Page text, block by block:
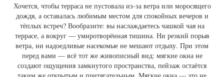
Хочется, чтобы терраса не пустовала из‑за ветра или моросящего
дождя, а оставалась любимым местом для спокойных вечеров и
тёплых встреч? Вообразите: вы наслаждаетесь чашкой чая на
террасе, а вокруг — умиротворённая тишина. Ни резкий порыв
ветра, ни надоедливые насекомые не мешают отдыху. При этом
перед вами — всё тот же живописный вид: мягкие окна не
создают ощущения замкнутого пространства, пейзаж остаётся